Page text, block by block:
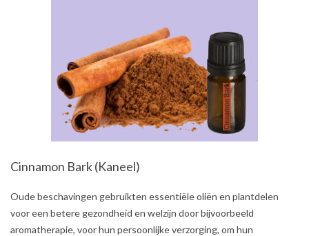
Cinnamon Bark (Kaneel)
2021-
Oude beschavingen gebruikten essentiële oliën en plantdelen
voor een betere gezondheid en welzijn door bijvoorbeeld
aromatherapie, voor hun persoonlijke verzorging, om hun